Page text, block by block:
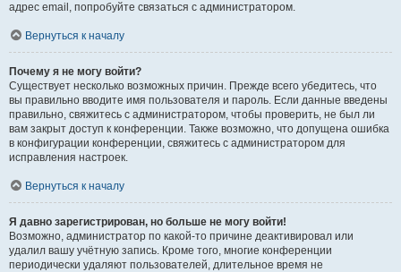
адрес email, попробуйте связаться с администратором.
Вернуться к началу
Почему я не могу войти?
Существует несколько возможных причин. Прежде всего убедитесь, что
вы правильно вводите имя пользователя и пароль. Если данные введены
правильно, свяжитесь с администратором, чтобы проверить, не был ли
вам закрыт доступ к конференции. Также возможно, что допущена ошибка
в конфигурации конференции, свяжитесь с администратором для
исправления настроек.
Вернуться к началу
Я давно зарегистрирован, но больше не могу войти!
Возможно, администратор по какой-то причине деактивировал или
удалил вашу учётную запись. Кроме того, многие конференции
периодически удаляют пользователей, длительное время не